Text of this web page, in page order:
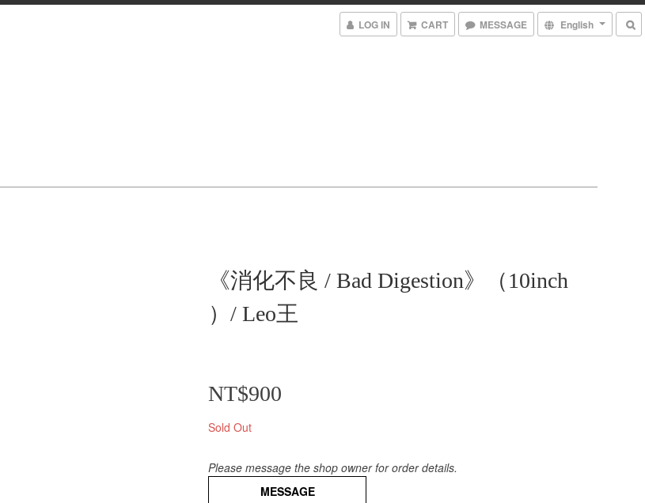
LOG IN CART MESSAGE English
《消化不良 / Bad Digestion》（10inch
）/ Leo王
NT$900
Sold Out
Please message the shop owner for order details.
MESSAGE